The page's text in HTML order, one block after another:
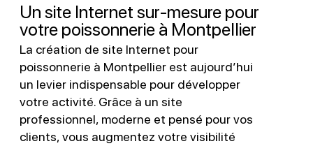
Un site Internet sur-mesure pour
votre poissonnerie à Montpellier
La création de site Internet pour
poissonnerie à Montpellier est aujourd’hui
un levier indispensable pour développer
votre activité. Grâce à un site
professionnel, moderne et pensé pour vos
clients, vous augmentez votre visibilité